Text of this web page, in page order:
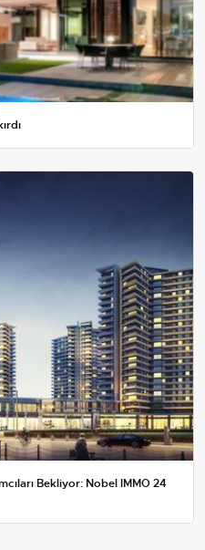
Bekliyor: Nobel IMMO 24